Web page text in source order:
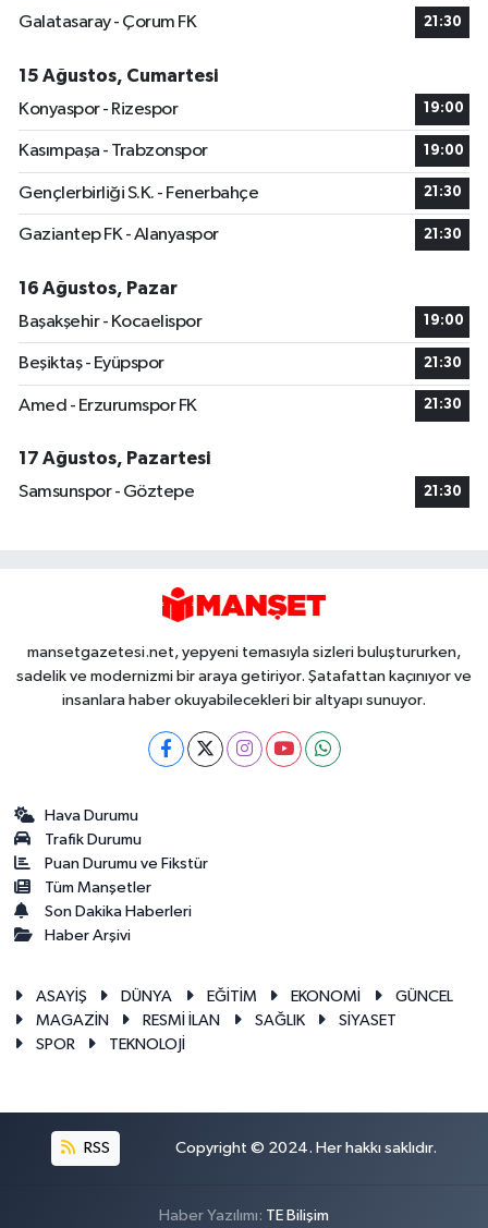
Galatasaray - Çorum FK
21:30
15 Ağustos, Cumartesi
Konyaspor - Rizespor
19:00
Kasımpaşa - Trabzonspor 19:00
Gençlerbirliği S.K. - Fenerbahçe 21:30
Gaziantep FK - Alanyaspor 21:30
16 Ağustos, Pazar
Başakşehir - Kocaelispor
19:00
Beşiktaş - Eyüpspor 21:30
Amed - Erzurumspor FK 21:30
17 Ağustos, Pazartesi
Samsunspor - Göztepe
21:30
mansetgazetesi.net, yepyeni temasıyla sizleri buluştururken,
sadelik ve modernizmi bir araya getiriyor. Şatafattan kaçınıyor ve
insanlara haber okuyabilecekleri bir altyapı sunuyor.
Hava Durumu
Trafik Durumu
Puan Durumu ve Fikstür
Tüm Manşetler
Son Dakika Haberleri
Haber Arşivi
ASAYİŞ DÜNYA EĞİTİM EKONOMİ
GÜNCEL
MAGAZİN
RESMİ İLAN SAĞLIK
SİYASET
SPOR
TEKNOLOJİ
RSS Copyright © 2024. Her hakkı saklıdır.
Haber Yazılımı: TE Bilişim